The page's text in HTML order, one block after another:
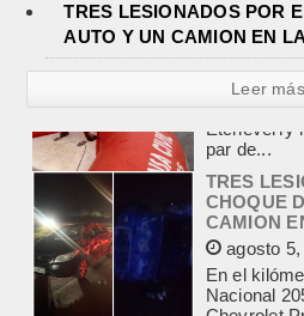
TRES LESIONADOS POR
AUTO Y UN CAMION EN
Leer más
TRES
CHOQUE
CAMION
agosto 5,
En el
Nacional
Chevrolet
y un